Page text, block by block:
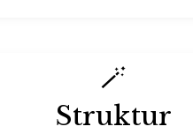
🪄
Struktur